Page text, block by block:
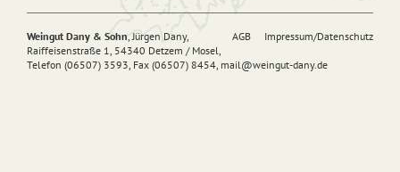
AGB Impressum/Datenschutz
Weingut Dany & Sohn, Jürgen Dany,
Raiffeisenstraße 1, 54340 Detzem / Mosel,
Telefon (06507) 3593, Fax (06507) 8454, mail@weingut-dany.de